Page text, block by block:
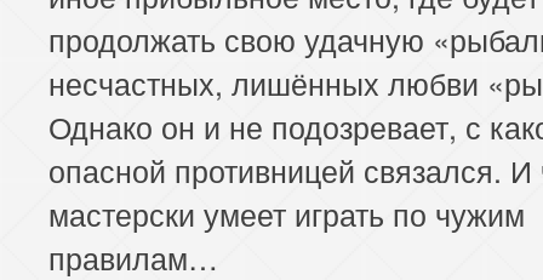
продолжать свою удачную
несчастных, лишённых любви
Однако он и не подозревает, с
опасной противницей связался. И
мастерски умеет играть по чужим
правилам…